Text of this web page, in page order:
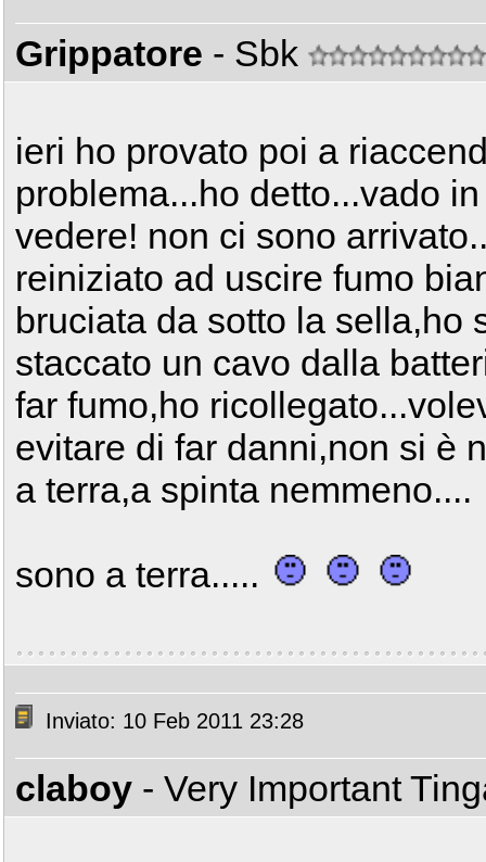
Grippatore - Sbk
ieri ho provato poi a
problema...ho detto...vado
vedere! non ci sono
reiniziato ad uscire fumo
bruciata da sotto la sella,ho
staccato un cavo dalla
far fumo,ho
evitare di far danni,non si è
a terra,a spinta nemmeno....
sono a terra.....
Inviato: 10 Feb 2011 23:28
claboy - Very Important